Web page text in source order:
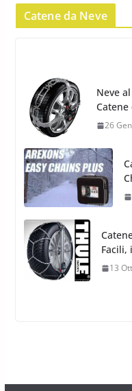
Catene da Neve
Facili,
13